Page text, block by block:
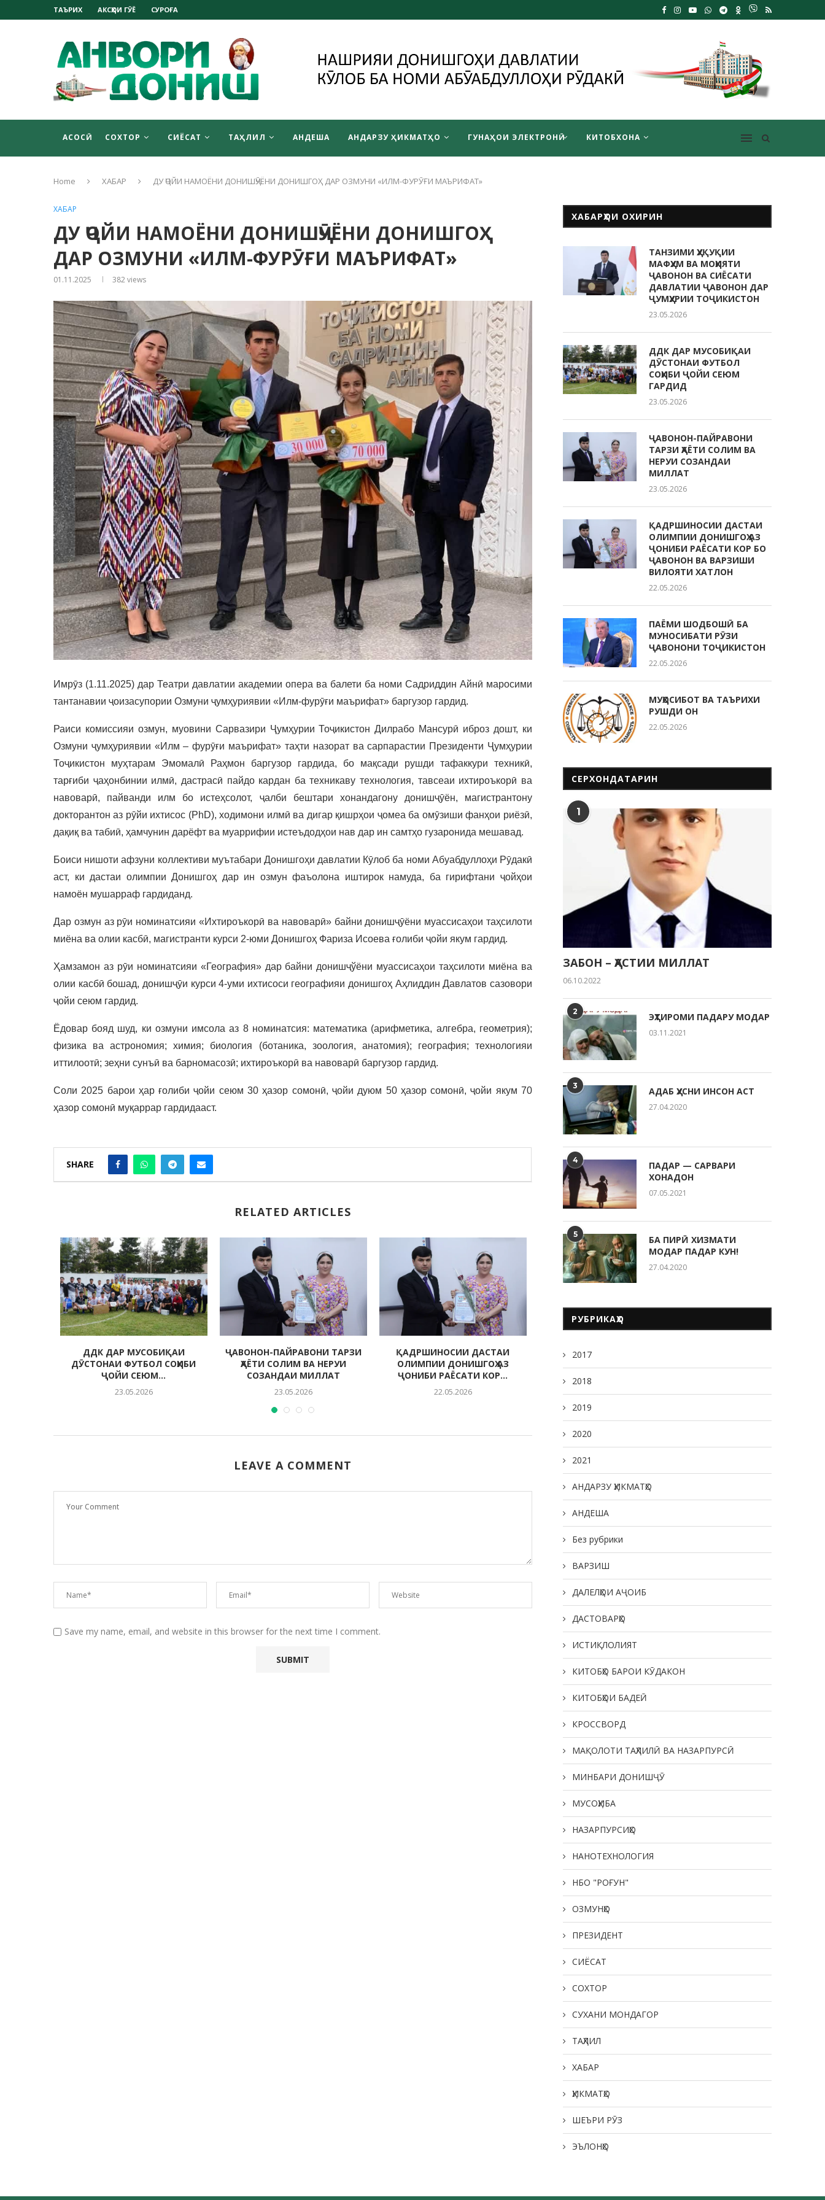
ТАЪРИХ АКСҲОИ ГӮЁ СУРОҒА
АСОСӢ СОХТОР СИЁСАТ ТАҲЛИЛ АНДЕША АНДАРЗУ ҲИКМАТҲО ГУНАҲОИ ЭЛЕКТРОНӢ КИТОБХОНА
Home ХАБАР ДУ ҶОЙИ НАМОЁНИ ДОНИШҶӮЁНИ ДОНИШГОҲ ДАР ОЗМУНИ «ИЛМ-ФУРӮҒИ МАЪРИФАТ»
ХАБАР
ДУ ҶОЙИ НАМОЁНИ ДОНИШҶӮЁНИ ДОНИШГОҲ
ДАР ОЗМУНИ «ИЛМ-ФУРӮҒИ МАЪРИФАТ»
01.11.2025 382views
Имрӯз (1.11.2025) дар Театри давлатии академии опера ва балети ба номи Садриддин Айнӣ маросими
тантанавии ҷоизасупории Озмуни ҷумҳуриявии «Илм-фурӯғи маърифат» баргузор гардид.
Раиси комиссияи озмун, муовини Сарвазири Ҷумҳурии Тоҷикистон Дилрабо Мансурӣ иброз дошт, ки
Озмуни ҷумҳуриявии «Илм – фурӯғи маърифат» таҳти назорат ва cарпарастии Президенти Ҷумҳурии
Тоҷикистон муҳтарам Эмомалӣ Раҳмон баргузор гардида, бо мақсади рушди тафаккури техникӣ,
тарғиби ҷаҳонбинии илмӣ, дастрасӣ пайдо кардан ба техникаву технология, тавсеаи ихтироъкорӣ ва
навоварӣ, пайванди илм бо истеҳсолот, ҷалби бештари хонандагону донишҷӯён, магистрантону
докторантон аз рӯйи ихтисос (PhD), ходимони илмӣ ва дигар қишрҳои ҷомеа ба омӯзиши фанҳои риёзӣ,
дақиқ ва табиӣ, ҳамчунин дарёфт ва муаррифии истеъдодҳои нав дар ин самтҳо гузаронида мешавад.
Боиси нишоти афзуни коллективи муътабари Донишгоҳи давлатии Кӯлоб ба номи Абуабдуллоҳи Рӯдакӣ
аст, ки дастаи олимпии Донишгоҳ дар ин озмун фаъолона иштирок намуда, ба гирифтани ҷойҳои
намоён мушарраф гардиданд.
Дар озмун аз рӯи номинатсияи «Ихтироъкорӣ ва навоварӣ» байни донишҷӯёни муассисаҳои таҳсилоти
миёна ва олии касбӣ, магистранти курси 2-юми Донишгоҳ Фариза Исоева ғолиби ҷойи якум гардид.
Ҳамзамон аз рӯи номинатсияи «География» дар байни донишҷўёни муассисаҳои таҳсилоти миёна ва
олии касбӣ бошад, донишҷӯи курси 4-уми ихтисоси географияи донишгоҳ Аҳлиддин Давлатов сазовори
ҷойи сеюм гардид.
Ёдовар бояд шуд, ки озмуни имсола аз 8 номинатсия: математика (арифметика, алгебра, геометрия);
физика ва астрономия; химия; биология (ботаника, зоология, анатомия); география; технологияи
иттилоотӣ; зеҳни сунъӣ ва барномасозӣ; ихтироъкорӣ ва навоварӣ баргузор гардид.
Соли 2025 барои ҳар ғолиби ҷойи сеюм 30 ҳазор сомонӣ, ҷойи дуюм 50 ҳазор сомонӣ, ҷойи якум 70
ҳазор сомонӣ муқаррар гардидааст.
SHARE
RELATED ARTICLES
ДДК ДАР МУСОБИҚАИ
ДӮСТОНАИ ФУТБОЛ СОҲИБИ
ҶОЙИ СЕЮМ...
23.05.2026
ҶАВОНОН-ПАЙРАВОНИ ТАРЗИ
ҲАЁТИ СОЛИМ ВА НЕРУИ
СОЗАНДАИ МИЛЛАТ
23.05.2026
ҚАДРШИНОСИИ ДАСТАИ
ОЛИМПИИ ДОНИШГОҲ АЗ
ҶОНИБИ РАЁСАТИ КОР...
22.05.2026
ҶАВОНОН — НЕРУИ ЭҲЁГАР ВА
ТАКЯГОҲИ МИЛЛАТ
22.05.2026
LEAVE A COMMENT
Save my name, email, and website in this browser for the next time I comment.
ХАБАРҲОИ ОХИРИН
ТАНЗИМИ ҲУҚУҚИИ
МАФҲУМ ВА МОҲИЯТИ
ҶАВОНОН ВА СИЁСАТИ
ДАВЛАТИИ ҶАВОНОН ДАР
ҶУМҲУРИИ ТОҶИКИСТОН
23.05.2026
ДДК ДАР МУСОБИҚАИ
ДӮСТОНАИ ФУТБОЛ
СОҲИБИ ҶОЙИ СЕЮМ
ГАРДИД
23.05.2026
ҶАВОНОН-ПАЙРАВОНИ
ТАРЗИ ҲАЁТИ СОЛИМ ВА
НЕРУИ СОЗАНДАИ
МИЛЛАТ
23.05.2026
ҚАДРШИНОСИИ ДАСТАИ
ОЛИМПИИ ДОНИШГОҲ АЗ
ҶОНИБИ РАЁСАТИ КОР БО
ҶАВОНОН ВА ВАРЗИШИ
ВИЛОЯТИ ХАТЛОН
22.05.2026
ПАЁМИ ШОДБОШӢ БА
МУНОСИБАТИ РӮЗИ
ҶАВОНОНИ ТОҶИКИСТОН
22.05.2026
МУҲОСИБОТ ВА ТАЪРИХИ
РУШДИ ОН
22.05.2026
СЕРХОНДАТАРИН
1
ЗАБОН – ҲАСТИИ МИЛЛАТ
06.10.2022
2 ЭҲТИРОМИ ПАДАРУ МОДАР
03.11.2021
3 АДАБ ҲУСНИ ИНСОН АСТ
27.04.2020
4
ПАДАР — САРВАРИ
ХОНАДОН
07.05.2021
5
БА ПИРӢ ХИЗМАТИ
МОДАР ПАДАР КУН!
27.04.2020
РУБРИКАҲО
2017
2018
2019
2020
2021
АНДАРЗУ ҲИКМАТҲО
АНДЕША
Без рубрики
ВАРЗИШ
ДАЛЕЛҲОИ АҶОИБ
ДАСТОВАРҲО
ИСТИҚЛОЛИЯТ
КИТОБҲО БАРОИ КӮДАКОН
КИТОБҲОИ БАДЕӢ
КРОССВОРД
МАҚОЛОТИ ТАҲЛИЛӢ ВА НАЗАРПУРСӢ
МИНБАРИ ДОНИШҶӮ
МУСОҲИБА
НАЗАРПУРСИҲО
НАНОТЕХНОЛОГИЯ
НБО "РОҒУН"
ОЗМУНҲО
ПРЕЗИДЕНТ
СИЁСАТ
СОХТОР
СУХАНИ МОНДАГОР
ТАҲЛИЛ
ХАБАР
ҲИКМАТҲО
ШЕЪРИ РӮЗ
ЭЪЛОНҲО